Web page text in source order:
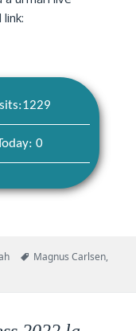
0
Etichete
Magnus Carlsen,
Chess Tour 2022